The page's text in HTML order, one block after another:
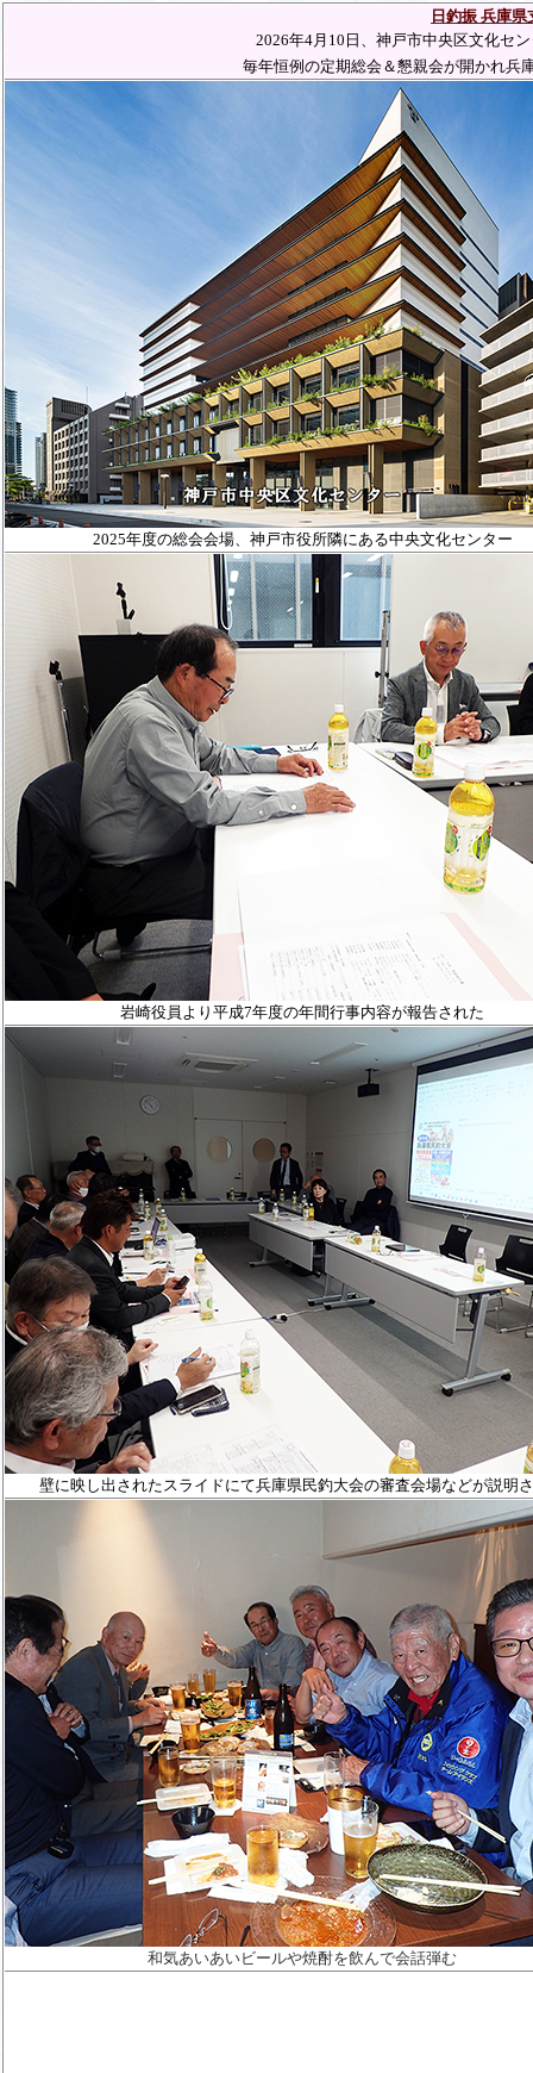
日釣振 兵庫
2026年4月 10 日、神戸市中央区文化セ
毎年恒例の定期総会＆懇親会が開かれ兵
2025年度の総会会場、神戸市役所隣にある中央文化センター
岩崎役員より 平成7年度の年間行事内容が報告された
壁に映し出されたスライドにて兵庫県民釣大会の審査会場などが説明
和気あいあいビールや焼酎を飲んで会話弾む